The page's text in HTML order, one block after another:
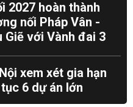
2027 hoàn thành
nối Pháp Vân -
Giẽ với Vành đai 3
xem xét gia hạn
6 dự án lớn